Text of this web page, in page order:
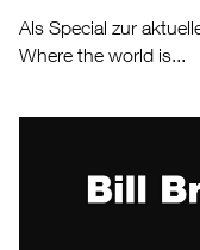
Als Special zur
Where the world is...